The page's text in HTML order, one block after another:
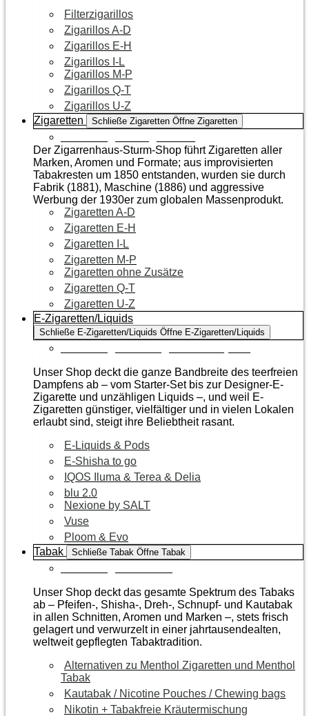
Filterzigarillos
Zigarillos A-D
Zigarillos E-H
Zigarillos I-L
Zigarillos M-P
Zigarillos Q-T
Zigarillos U-Z
Zigaretten
Schließe Zigaretten Öffne Zigaretten
Der Zigarrenhaus-Sturm-Shop führt Zigaretten aller
Marken, Aromen und Formate; aus improvisierten
Tabakresten um 1850 entstanden, wurden sie durch
Fabrik (1881), Maschine (1886) und aggressive
Werbung der 1930er zum globalen Massenprodukt.
Zigaretten A-D
Zigaretten E-H
Zigaretten I-L
Zigaretten M-P
Zigaretten ohne Zusätze
Zigaretten Q-T
Zigaretten U-Z
E-Zigaretten/Liquids
Schließe E-Zigaretten/Liquids Öffne E-Zigaretten/Liquids
Unser Shop deckt die ganze Bandbreite des teerfreien
Dampfens ab – vom Starter-Set bis zur Designer-E-
Zigarette und unzähligen Liquids –, und weil E-
Zigaretten günstiger, vielfältiger und in vielen Lokalen
erlaubt sind, steigt ihre Beliebtheit rasant.
E-Liquids & Pods
E-Shisha to go
IQOS Iluma & Terea & Delia
blu 2.0
Nexione by SALT
Vuse
Ploom & Evo
Tabak
Schließe Tabak Öffne Tabak
Unser Shop deckt das gesamte Spektrum des Tabaks
ab – Pfeifen-, Shisha-, Dreh-, Schnupf- und Kautabak
in allen Schnitten, Aromen und Marken –, stets frisch
gelagert und verwurzelt in einer jahrtausendealten,
weltweit gepflegten Tabaktradition.
Alternativen zu Menthol Zigaretten und Menthol
Tabak
Kautabak / Nicotine Pouches / Chewing bags
Nikotin + Tabakfreie Kräutermischung